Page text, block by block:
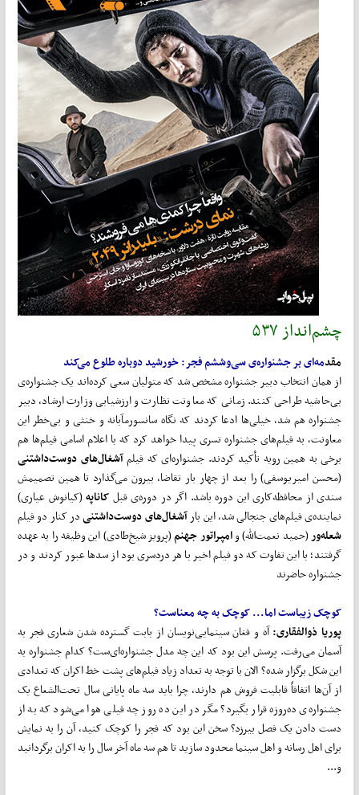
چشم‌انداز ۵۳۷
مقدمهای بر جشنواره‌ی سیوششم فجر: خورشید دوباره طلوع می‌کند
از همان انتخاب دبیر جشنواره مشخص شد که متولیان سعی کرده‌اند یک جشنواره‌ی
بی‌حاشیه طراحی کنند. زمانی که معاونت نظارت و ارزشیابی وزارت ارشاد، دبیر
جشنواره هم شد، خیلی‌ها ادعا کردند که نگاه سانسورمآبانه و خنثی و بی‌خطر این
معاونت، به فیلم‌های جشنواره تسری پیدا خواهد کرد که با اعلام اسامی فیلم‌ها هم
برخی به همین رویه تأکید کردند. جشنواره‌ای که فیلمآشغالهای دوستداشتنی
(محسن امیریوسفی) را بعد از چهار بار تقاضا، بیرون می‌گذارد تا همین تصمیمش
سندی از محافظه‌کاری این دوره باشد. اگر در دوره‌ی قبل کاناپه(کیانوش عیاری)
نماینده‌ی فیلم‌های جنجالی شد، این بار آشغالهای دوستداشتنیدر کنار دو فیلم
شعلهور(حمید نعمت‌الله) وامپراتور جهنم(پرویز شیخ‌طادی) این وظیفه را به عهده
گرفتند؛ با این تفاوت که دو فیلم اخیر با هر دردسری بود از سدها عبور کردند و در
جشنواره حاضرند
کوچک زیباست اما... کوچک به چه معناست؟
پوریا ذوالفقاری:آه و فغان سینمایی‌نویسان از بابت گسترده شدن شعاری فجر به
آسمان می‌رفت. پرسش این بود که این چه مدل جشنواره‌ای‌ست؟ کدام جشنواره به
این شکل برگزار شده؟ الان با توجه به تعداد زیاد فیلم‌های پشت خط اکران که تعدادی
از آن‌ها اتفاقاً قابلیت فروش هم دارند، چرا باید سه ماه پایانی سال تحت‌الشعاع یک
جشنواره‌ی ده‌روزه قرار بگیرد؟ مگر در این ده روز چه فیلی هوا می‌شود که به از
دست دادن یک فصل بیرزد؟ سخن این بود که فجر را کوچک کنید، آن را به نمایش
برای اهل رسانه و اهل سینما محدود سازید تا هم سه ماه آخر سال را به اکران برگردانید
و...